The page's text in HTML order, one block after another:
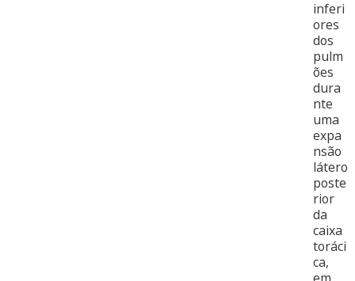
inferi
ores
dos
pulm
ões
dura
nte
uma
expa
nsão
látero
poste
rior
da
caixa
toráci
ca,